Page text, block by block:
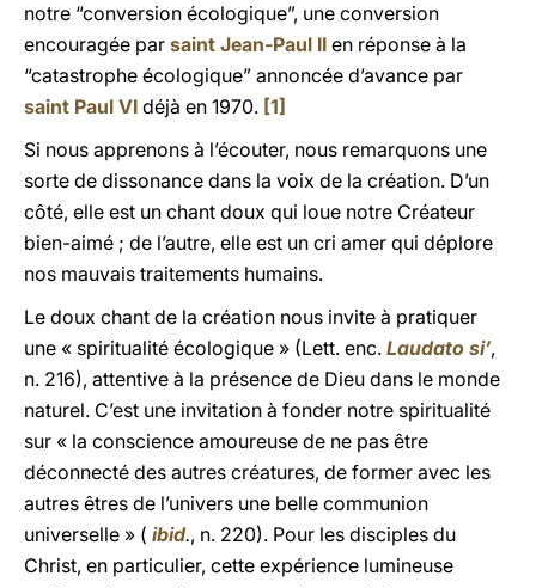
notre “conversion écologique”, une conversion
encouragée par saint Jean-Paul II en réponse à la
“catastrophe écologique” annoncée d’avance par
saint Paul VI déjà en 1970. [1]
Si nous apprenons à l’écouter, nous remarquons une
sorte de dissonance dans la voix de la création. D’un
côté, elle est un chant doux qui loue notre Créateur
bien-aimé ; de l’autre, elle est un cri amer qui déplore
nos mauvais traitements humains.
Le doux chant de la création nous invite à pratiquer
une « spiritualité écologique » (Lett. enc. Laudato si’,
n. 216), attentive à la présence de Dieu dans le monde
naturel. C’est une invitation à fonder notre spiritualité
sur « la conscience amoureuse de ne pas être
déconnecté des autres créatures, de former avec les
autres êtres de l’univers une belle communion
universelle » ( ibid., n. 220). Pour les disciples du
Christ, en particulier, cette expérience lumineuse